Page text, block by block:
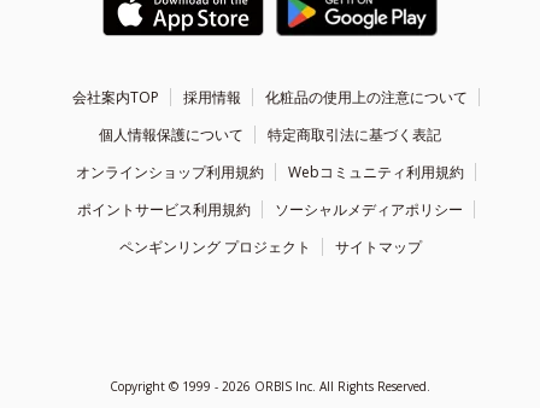
会社案内TOP 採用情報
化粧品の使用上の注意について
個人情報保護について
特定商取引法に基づく表記
オンラインショップ利用規約
Webコミュニティ利用規約
ポイントサービス利用規約
ソーシャルメディアポリシー
ペンギンリング プロジェクト
サイトマップ
Copyright © 1999 - 2026 ORBIS Inc. All Rights Reserved.